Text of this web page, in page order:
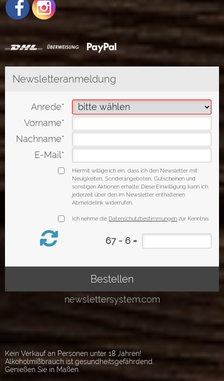
Kein Verkauf an Personen unter 18 Jahren!
Alkoholmißbrauch ist gesundheitsgefährdend.
Genießen Sie in Maßen.